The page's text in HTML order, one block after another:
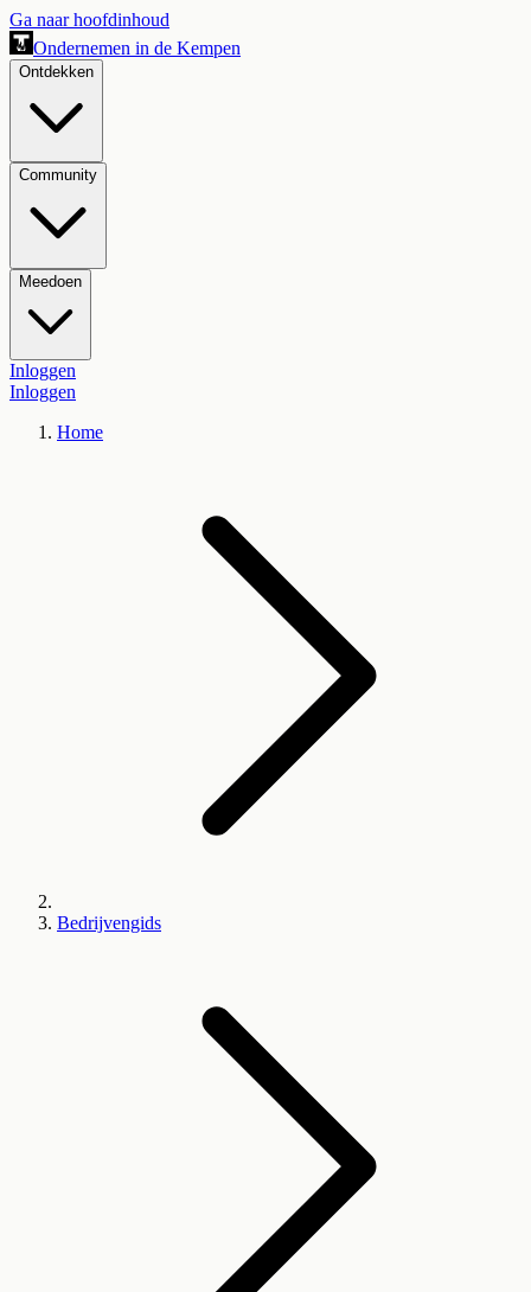
Ga naar hoofdinhoud
Ondernemen in de Kempen
Ontdekken
Community
Meedoen
Inloggen
Inloggen
Home
Bedrijvengids